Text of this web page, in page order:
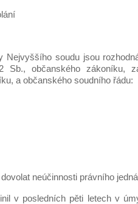
Nejvyššího soudu jsou
Sb., občanského zákoníku,
a občanského soudního řádu:
neúčinnosti právního
v posledních pěti letech v